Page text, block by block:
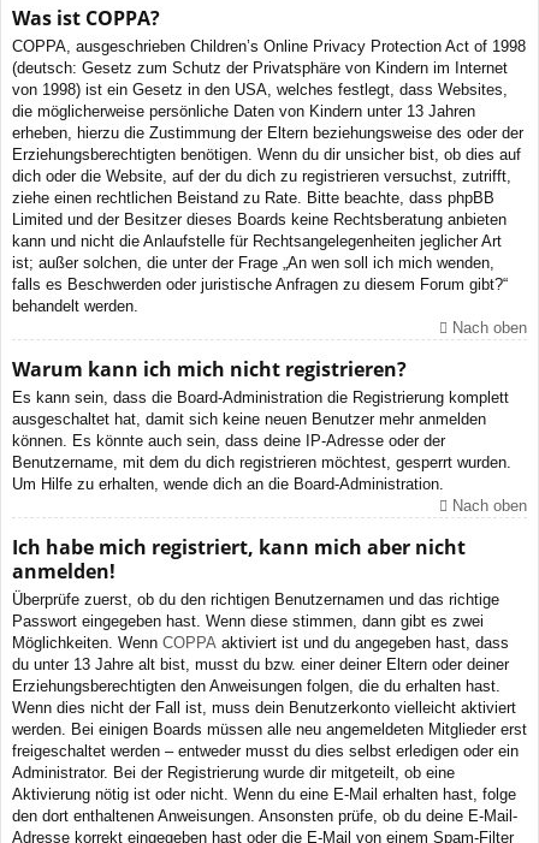
Was ist COPPA?
COPPA, ausgeschrieben Children’s Online Privacy Protection Act of 1998
(deutsch: Gesetz zum Schutz der Privatsphäre von Kindern im Internet
von 1998) ist ein Gesetz in den USA, welches festlegt, dass Websites,
die möglicherweise persönliche Daten von Kindern unter 13 Jahren
erheben, hierzu die Zustimmung der Eltern beziehungsweise des oder der
Erziehungsberechtigten benötigen. Wenn du dir unsicher bist, ob dies auf
dich oder die Website, auf der du dich zu registrieren versuchst, zutrifft,
ziehe einen rechtlichen Beistand zu Rate. Bitte beachte, dass phpBB
Limited und der Besitzer dieses Boards keine Rechtsberatung anbieten
kann und nicht die Anlaufstelle für Rechtsangelegenheiten jeglicher Art
ist; außer solchen, die unter der Frage „An wen soll ich mich wenden,
falls es Beschwerden oder juristische Anfragen zu diesem Forum gibt?“
behandelt werden.
Nach oben
Warum kann ich mich nicht registrieren?
Es kann sein, dass die Board-Administration die Registrierung komplett
ausgeschaltet hat, damit sich keine neuen Benutzer mehr anmelden
können. Es könnte auch sein, dass deine IP-Adresse oder der
Benutzername, mit dem du dich registrieren möchtest, gesperrt wurden.
Um Hilfe zu erhalten, wende dich an die Board-Administration.
Nach oben
Ich habe mich registriert, kann mich aber nicht
anmelden!
Überprüfe zuerst, ob du den richtigen Benutzernamen und das richtige
Passwort eingegeben hast. Wenn diese stimmen, dann gibt es zwei
Möglichkeiten. Wenn COPPA aktiviert ist und du angegeben hast, dass
du unter 13 Jahre alt bist, musst du bzw. einer deiner Eltern oder deiner
Erziehungsberechtigten den Anweisungen folgen, die du erhalten hast.
Wenn dies nicht der Fall ist, muss dein Benutzerkonto vielleicht aktiviert
werden. Bei einigen Boards müssen alle neu angemeldeten Mitglieder erst
freigeschaltet werden – entweder musst du dies selbst erledigen oder ein
Administrator. Bei der Registrierung wurde dir mitgeteilt, ob eine
Aktivierung nötig ist oder nicht. Wenn du eine E-Mail erhalten hast, folge
den dort enthaltenen Anweisungen. Ansonsten prüfe, ob du deine E-Mail-
Adresse korrekt eingegeben hast oder die E-Mail von einem Spam-Filter